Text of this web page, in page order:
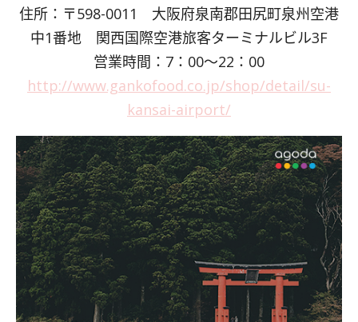
住所：〒598-0011 大阪府泉南郡田尻町泉州空港
中1番地 関西国際空港旅客ターミナルビル3F
営業時間：7：00～22：00
http://www.gankofood.co.jp/shop/detail/su-
kansai-airport/